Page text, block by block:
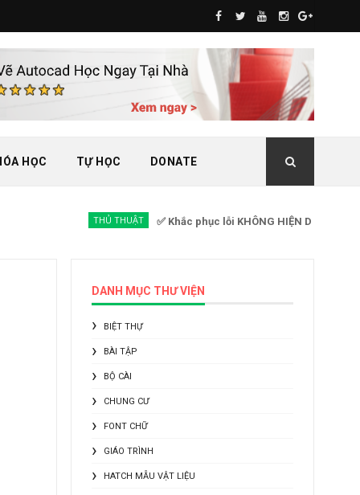
HỌC TỰ HỌC DONATE
THỦ THUẬT ✅ Khắc phục lỗi KHÔNG HIỆN DÒNG
DANH MỤC THƯ VIỆN
BIỆT THỰ
BÀI TẬP
BỘ CÀI
CHUNG CƯ
FONT CHỮ
GIÁO TRÌNH
HATCH MẪU VẬT LIỆU